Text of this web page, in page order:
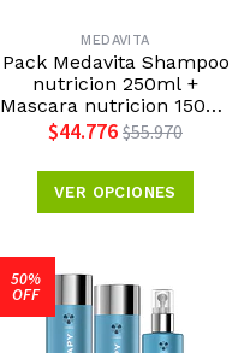
MEDAVITA
Pack Medavita Shampoo
nutricion 250ml +
Mascara nutricion 150ml
+ Leave in reparativa
nutritiva
$44.776 $55.970
VER OPCIONES
50%
OFF